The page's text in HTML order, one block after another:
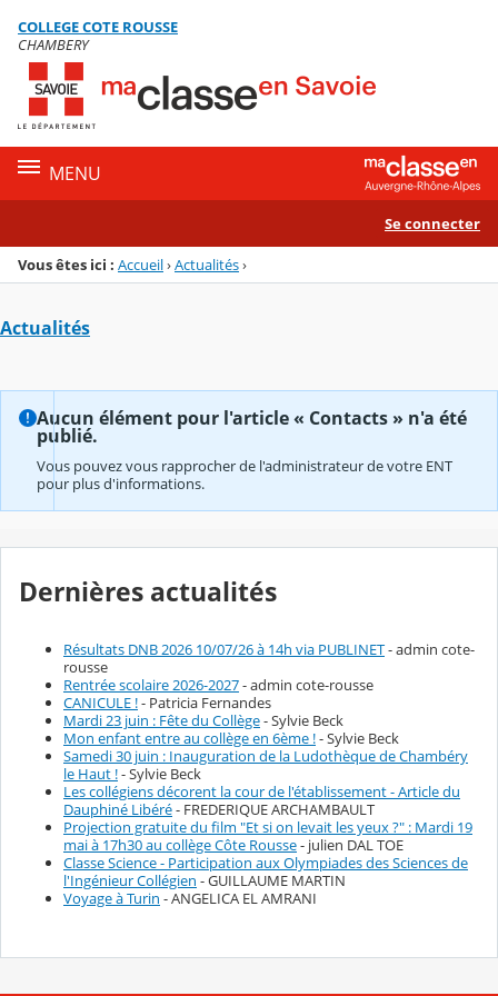
Menu de la rubrique
Contenu
COLLEGE COTE ROUSSE
CHAMBERY
MENU
Se connecter
Vous êtes ici : Accueil›Actualités›
Actualités
Aucun élément pour l'article « Contacts » n'a été
publié.
Vous pouvez vous rapprocher de l'administrateur de votre ENT
pour plus d'informations.
Dernières actualités
Résultats DNB 2026 10/07/26 à 14h via PUBLINET- admin cote-
rousse
Rentrée scolaire 2026-2027- admin cote-rousse
CANICULE !- Patricia Fernandes
Mardi 23 juin : Fête du Collège- Sylvie Beck
Mon enfant entre au collège en 6ème !- Sylvie Beck
Samedi 30 juin : Inauguration de la Ludothèque de Chambéry
le Haut !- Sylvie Beck
Les collégiens décorent la cour de l'établissement - Article du
Dauphiné Libéré- FREDERIQUE ARCHAMBAULT
Projection gratuite du film "Et si on levait les yeux ?" : Mardi 19
mai à 17h30 au collège Côte Rousse- julien DAL TOE
Classe Science - Participation aux Olympiades des Sciences de
l'Ingénieur Collégien - GUILLAUME MARTIN
Voyage à Turin - ANGELICA EL AMRANI